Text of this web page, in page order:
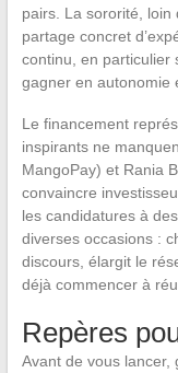
pairs. La sororité, loin
partage concret
continu, en particulier
gagner en autonomie
Le financement
inspirants ne
MangoPay) et Rania
convaincre
les candidatures à
diverses occasions :
discours, élargit le
déjà commencer à
Repères
Avant de vous